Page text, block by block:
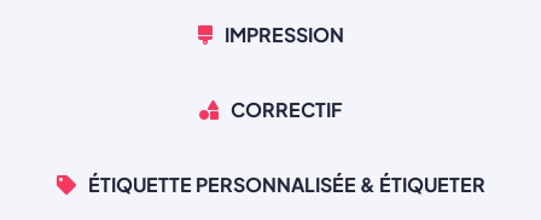
IMPRESSION
CORRECTIF
ÉTIQUETTE PERSONNALISÉE & ÉTIQUETER